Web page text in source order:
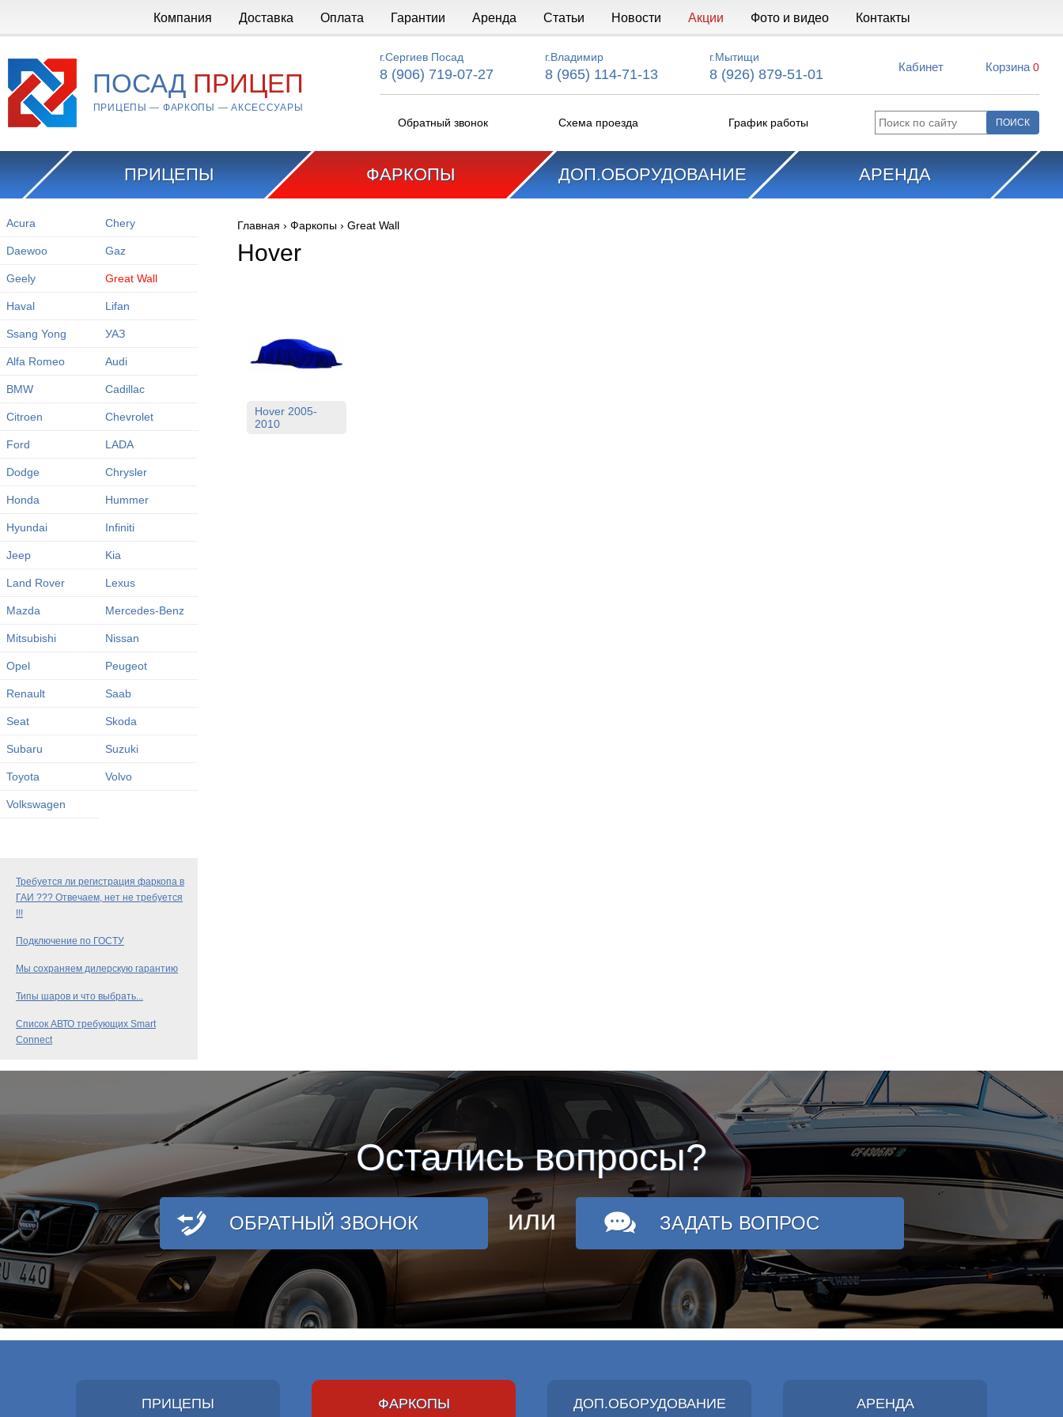
Компания Доставка Оплата Гарантии Аренда Статьи Новости Акции Фото и видео Контакты
ПОСАД ПРИЦЕП
ПРИЦЕПЫ — ФАРКОПЫ — АКСЕССУАРЫ
г.Сергиев Посад
8 (906) 719-07-27
г.Владимир
8 (965) 114-71-13
г.Мытищи
8 (926) 879-51-01 Кабинет Корзина 0
Обратный звонок Схема проезда График работы
ПРИЦЕПЫ ФАРКОПЫ ДОП.ОБОРУДОВАНИЕ АРЕНДА
Acura Chery
Daewoo Gaz
Geely Great Wall
Haval Lifan
Ssang Yong УАЗ
Alfa Romeo Audi
BMW Cadillac
Citroen Chevrolet
Ford LADA
Dodge Chrysler
Honda Hummer
Hyundai Infiniti
Jeep Kia
Land Rover Lexus
Mazda Mercedes-Benz
Mitsubishi Nissan
Opel Peugeot
Renault Saab
Seat Skoda
Subaru Suzuki
Toyota Volvo
Volkswagen
Требуется ли регистрация фаркопа в
ГАИ ??? Отвечаем, нет не требуется
!!!
Подключение по ГОСТУ
Мы сохраняем дилерскую гарантию
Типы шаров и что выбрать...
Список АВТО требующих Smart
Connect
Вы здесь
Главная › Фаркопы › Great Wall
Hover
Hover 2005-
2010
Остались вопросы?
ОБРАТНЫЙ ЗВОНОК или ЗАДАТЬ ВОПРОС
ПРИЦЕПЫ ФАРКОПЫ ДОП.ОБОРУДОВАНИЕ АРЕНДА